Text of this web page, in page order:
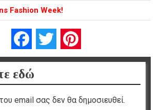
Fashion Week!
FacebookTwitter
εδώ
email σας δεν θα δημοσιευθεί.